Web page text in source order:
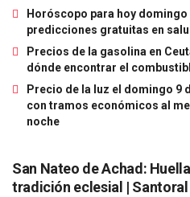
Horóscopo para hoy domingo
predicciones gratuitas en
Precios de la gasolina en
dónde encontrar el
Precio de la luz el domingo 9
con tramos económicos al
noche
San Nateo de Achad:
tradición eclesial |